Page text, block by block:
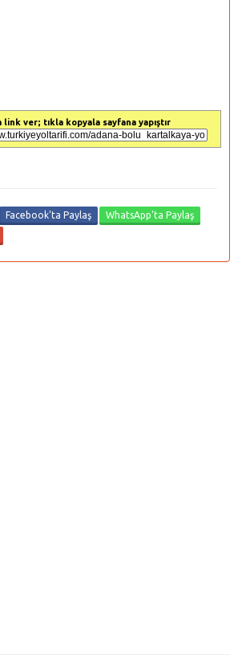
link ver; tıkla kopyala sayfana yapıştır
Facebook'ta Paylaş
WhatsApp'ta Paylaş